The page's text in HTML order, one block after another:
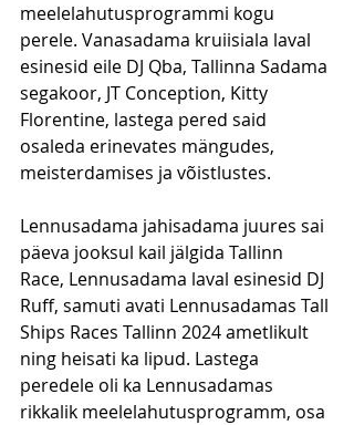
meelelahutusprogrammi kogu
perele. Vanasadama kruiisiala laval
esinesid eile DJ Qba, Tallinna Sadama
segakoor, JT Conception, Kitty
Florentine, lastega pered said
osaleda erinevates mängudes,
meisterdamises ja võistlustes.
Lennusadama jahisadama juures sai
päeva jooksul kail jälgida Tallinn
Race, Lennusadama laval esinesid DJ
Ruff, samuti avati Lennusadamas Tall
Ships Races Tallinn 2024 ametlikult
ning heisati ka lipud. Lastega
peredele oli ka Lennusadamas
rikkalik meelelahutusprogramm, osa